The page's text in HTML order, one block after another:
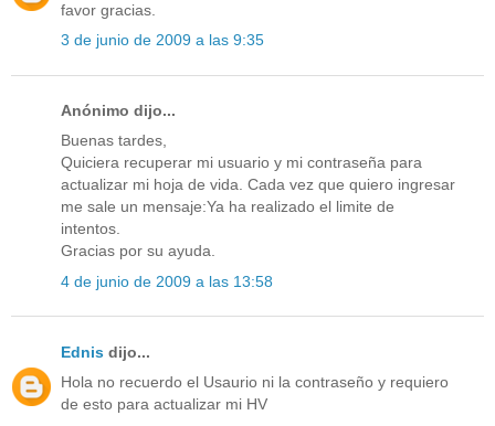
favor gracias.
3 de junio de 2009 a las 9:35
Anónimo dijo...
Buenas tardes,
Quiciera recuperar mi usuario y mi contraseña para
actualizar mi hoja de vida. Cada vez que quiero ingresar
me sale un mensaje:Ya ha realizado el limite de
intentos.
Gracias por su ayuda.
4 de junio de 2009 a las 13:58
Ednis dijo...
Hola no recuerdo el Usaurio ni la contraseño y requiero
de esto para actualizar mi HV